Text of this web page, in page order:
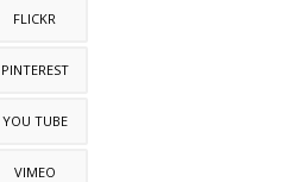
FLICKR
PINTEREST
YOU TUBE
VIMEO